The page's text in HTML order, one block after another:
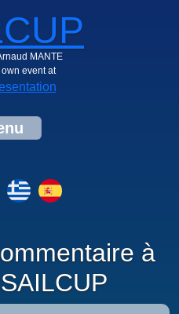
MANTE
event at
à